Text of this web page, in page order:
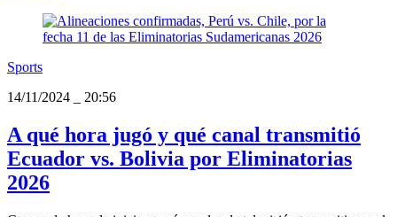
Sports
14/11/2024
20:56
A qué hora jugó y qué canal transmitió
Ecuador vs. Bolivia por Eliminatorias
2026